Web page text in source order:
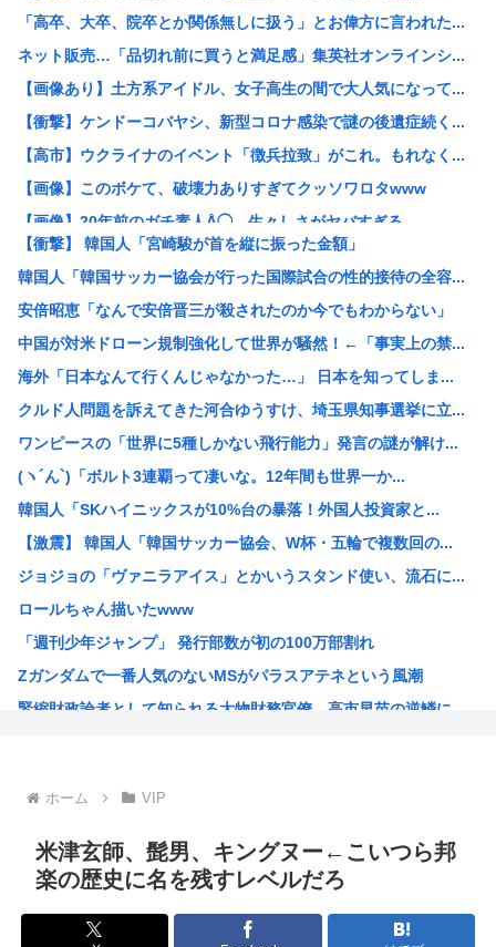
「高卒、大卒、院卒とか関係無しに扱う」とお偉方に言われた...
ネット販売…「品切れ前に買うと満足感」集英社オンラインシ...
【画像あり】土方系アイドル、女子高生の間で大人気になって...
【衝撃】ケンドーコバヤシ、新型コロナ感染で謎の後遺症続く...
【高市】ウクライナのイベント「徴兵拉致」がこれ。もれなく...
【画像】このボケて、破壊力ありすぎてクッソワロタwww
【画像】20年前のガチ素人Å◯、生々しさがヤバすぎる
東海汽船の当直が飲酒ｗｗｗやっちまったなｗｗｗ事業停止ま...
早朝「ピンポーン」田舎の38歳おっさん「はい」警察「お前...
すまん、「プライベート・ライアン」とかいう大昔の戦争映画...
【衝撃】手術中に熊本地震が直撃した結果www(※動画あり...
【描込】なんだよこの漫画ｗｗｗ【注意】
【衝撃】 中国製ルーター20機種にバックドア発見！ ネッ...
【画像】マジで復活して欲しいAV女優www
【画像】仙台育英初の女子野球部員・星よつはがガチで可愛す...
【悲報】結婚して2年目の奥さんが風俗経験者だと判明
【最新版】日本の都市の都会度ランキングがこちらwww
ダイソーの220円のUSBケーブルが3ヶ月でダメになった...
【警告】ADHDグレーと診断された子供たち、高確率で『こ...
【画像】どえらい乳のJSが発見される
中国外務省、広島原爆投下に関して「同情を得ようと核被害者...
【衝撃】 韓国人「宮崎駿が首を縦に振った金額」
韓国人「韓国サッカー協会が行った国際試合の性的接待の全容...
安倍昭恵「なんで安倍晋三が殺されたのか今でもわからない」
中国が対米ドローン規制強化して世界が騒然！←「事実上の禁...
海外「日本なんて行くんじゃなかった…」 日本を知ってしま...
クルド人問題を訴えてきた河合ゆうすけ、埼玉県知事選挙に立...
ワンピースの「世界に5種しかない飛行能力」発言の謎が解け...
(ヽ´ん`)「ボルト3連覇って凄いな。12年間も世界一か...
韓国人「SKハイニックスが10%台の暴落！外国人投資家と...
【激震】 韓国人「韓国サッカー協会、W杯・五輪で複数回の...
ジョジョの「ヴァニラアイス」とかいうスタンド使い、流石に...
ロールちゃん描いたwww
「週刊少年ジャンプ」 発行部数が初の100万部割れ
Zガンダムで一番人気のないMSがパラスアテネという風潮
緊縮財政論者として知られる大物財務官僚、高市早苗の逆鱗に...
熊本地震避難所で高市早苗の態度が非常に良いと話題
露悪系アニメ、定義がよくわからなくなる
高市早苗「消費税減税の財源は今から考える」
部落民のことお前らの地域ってなんて言ってた？
ホーム VIP
米津玄師、髭男、キングヌー←こいつら邦
楽の歴史に名を残すレベルだろ